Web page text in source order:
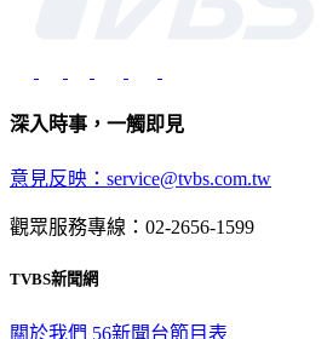
深入時事，一觸即見
意見反映：service@tvbs.com.tw
觀眾服務專線：02-2656-1599
TVBS新聞網
關於我們 56新聞台節目表